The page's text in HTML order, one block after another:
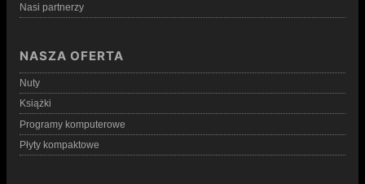
Nasi partnerzy
NASZA OFERTA
Nuty
Książki
Programy komputerowe
Płyty kompaktowe